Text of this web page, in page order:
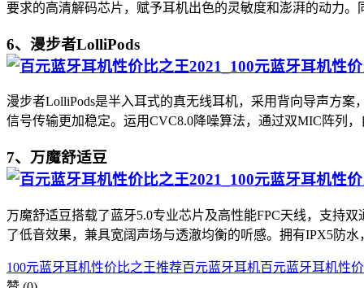
要求的高清解码芯片，赋予耳机出色的灵敏度和澎湃的动力
6、漫步者LolliPods
漫步者LolliPods是半入耳式的真无线耳机，采用背向导声方
信号传输更加稳定。运用CVC8.0降噪算法，通过双MIC阵列
7、万魔舒适豆
万魔舒适豆搭载了蓝牙5.0专业芯片及高性能FPC天线，支持
了低音效果，兼具宽阔声场与透澈均衡的听感。拥有IPX5防
100元蓝牙耳机性价比之王推荐百元蓝牙耳机百元蓝牙耳机性